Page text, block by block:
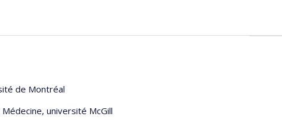
de Montréal
université McGill